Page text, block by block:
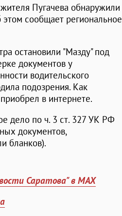
Пугачева обнаружили
сообщает региональное
остановили "Мазду" под
документов у
водительского
подозрения. Как
в интернете.
дело по ч. 3 ст. 327 УК РФ
документов,
бланков).
Саратова" в MAX